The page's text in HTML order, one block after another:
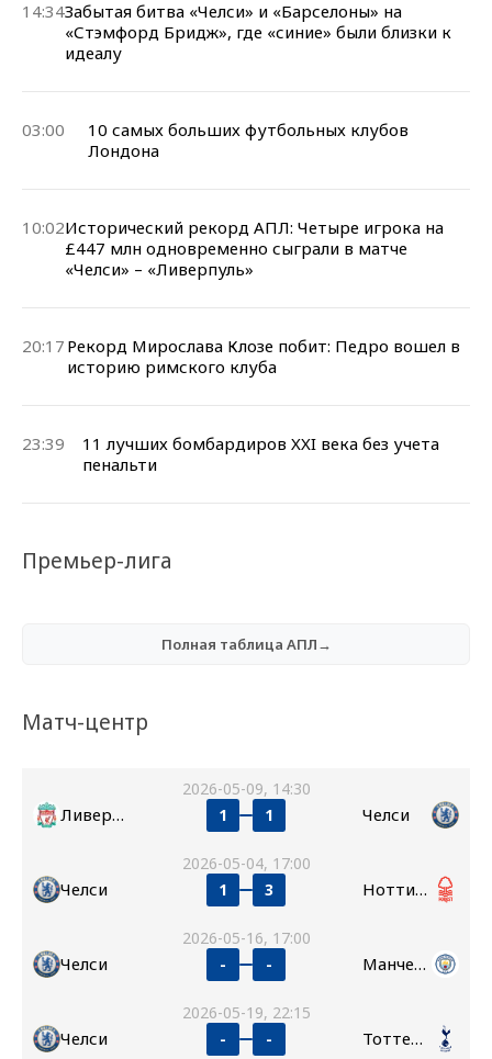
14:34Забытая битва «Челси» и «Барселоны» на
«Стэмфорд Бридж», где «синие» были близки к
идеалу
03:00
10 самых больших футбольных клубов
Лондона
10:02Исторический рекорд АПЛ: Четыре игрока на
£447 млн одновременно сыграли в матче
«Челси» – «Ливерпуль»
20:17 Рекорд Мирослава Клозе побит: Педро вошел в
историю римского клуба
23:39
11 лучших бомбардиров XXI века без учета
пенальти
Премьер-лига
Полная таблица АПЛ→
Матч-центр
2026-05-09, 14:30
Ливерпуль 1 1 Челси
2026-05-04, 17:00
Челси 1 3 Ноттингем Форест
2026-05-16, 17:00
Челси - - Манчестер Сити
2026-05-19, 22:15
Челси - - Тоттенхэм